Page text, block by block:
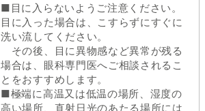
■目に入らないようご注意ください。
目に入った場合は、こすらずにすぐに
洗い流してください。
その後、目に異物感など異常が残る
場合は、眼科専門医へご相談されるこ
とをおすすめします。
■極端に高温又は低温の場所、湿度の
高い場所、直射日光のあたる場所には